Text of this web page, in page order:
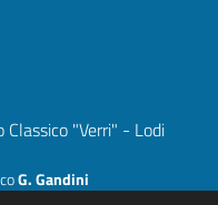
Classico "Verri" - Lodi
G. Gandini